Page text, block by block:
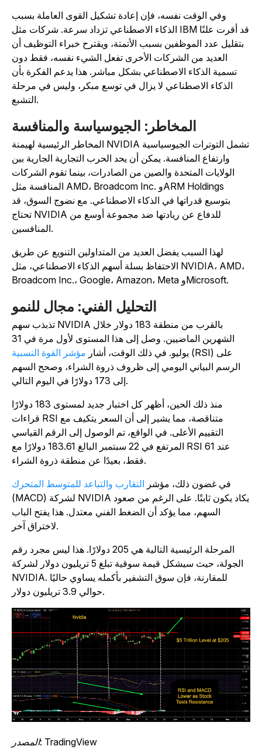
وفي الوقت نفسه، فإن إعادة تشكيل القوى العاملة بسبب
الذكاء الاصطناعي تزداد سرعة. شركات مثل IBM قد أقرت علنًا
بتقليل عدد الموظفين بسبب الأتمتة، ويقترح خبراء التوظيف أن
العديد من الشركات الأخرى تفعل الشيء نفسه، فقط دون
تسمية الذكاء الاصطناعي بشكل مباشر. هذا يدعم الفكرة بأن
الذكاء الاصطناعي لا يزال في توسع مبكر، وليس في مرحلة
المخاطر: الجيوسياسة والمنافسة
المخاطر الرئيسية لهيمنة NVIDIA تشمل التوترات الجيوسياسية
وارتفاع المنافسة. يمكن أن يحد الحرب التجارية الجارية بين
الولايات المتحدة والصين من الصادرات، بينما تقوم الشركات
المنافسة مثل AMD، Broadcom Inc. وARM Holdings
بتوسيع قدراتها في الذكاء الاصطناعي. مع نضوج السوق، قد
تحتاج NVIDIA للدفاع عن ريادتها ضد مجموعة أوسع من
لهذا السبب يفضل العديد من المتداولين التنويع عن طريق
الاحتفاظ بسلة أسهم الذكاء الاصطناعي، مثل NVIDIA، AMD،
Broadcom Inc.، Google، Amazon، Meta وMicrosoft.
التحليل الفني: مجال للنمو
تذبذب سهم NVIDIA بالقرب من منطقة 183 دولار خلال
الشهرين الماضيين. وصل إلى هذا المستوى لأول مرة في 31
يوليو. في ذلك الوقت، أشارمؤشر القوة النسبية
(RSI) على
الرسم البياني اليومي إلى ظروف ذروة الشراء، وصحح السهم
منذ ذلك الحين، أظهر كل اختبار جديد لمستوى 183 دولارًا
قراءات RSI متناقصة، مما يشير إلى أن السعر يتكيف مع
التقييم الأعلى. في الواقع، تم الوصول إلى الرقم القياسي
المرتفع في 22 سبتمبر البالغ 183.61 دولارًا مع RSI عند 61
في غضون ذلك، مؤشرالتقارب والتباعد للمتوسط المتحرك
(MACD) لشركة NVIDIA يكاد يكون ثابتًا. على الرغم من صعود
السهم، مما يؤكد أن الضغط الفني معتدل. هذا يفتح الباب
المرحلة الرئيسية التالية هي 205 دولارًا. هذا ليس مجرد رقم
الجولة، حيث سيشكل قيمة سوقية تبلغ 5 تريليون دولار لشركة
NVIDIA. للمقارنة، فإن سوق التشفير بأكمله يساوي حاليًا
المصدر: TradingView